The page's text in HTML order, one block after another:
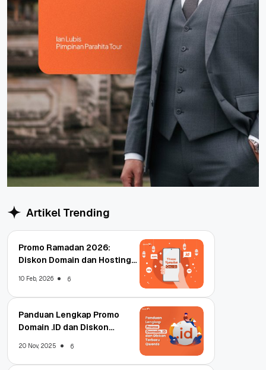
Artikel Trending
Promo Ramadan 2026:
Diskon Domain dan Hosting
10 Feb, 2026 6
Panduan Lengkap Promo
Domain .ID dan Diskon
20 Nov, 2025 6